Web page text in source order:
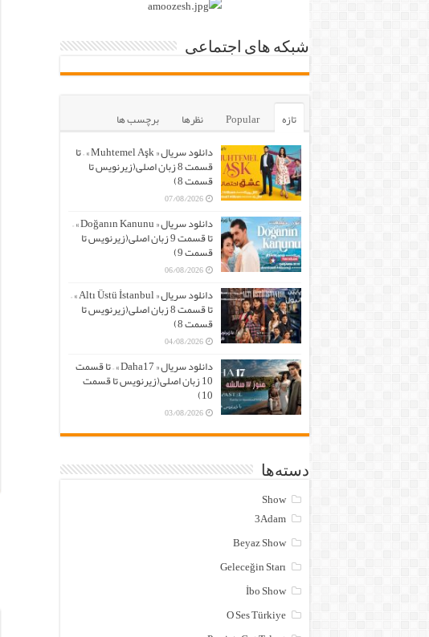
شبکه های اجتماعی
تازه Popular نظرها
برچسب ها
دانلود سریال « Muhtemel Aşk » – تا
قسمت 8 زبان اصلی(زیرنویس تا
قسمت 8)
07/08/2026
دانلود سریال « Doğanın Kanunu » –
تا قسمت 9 زبان اصلی(زیرنویس تا
قسمت 9)
06/08/2026
دانلود سریال « Altı Üstü İstanbul » –
تا قسمت 8 زبان اصلی(زیرنویس تا
قسمت 8)
04/08/2026
دانلود سریال « Daha17 » – تا قسمت
10 زبان اصلی(زیرنویس تا قسمت
10)
03/08/2026
دسته‌ها
Show
3Adam
Beyaz Show
Geleceğin Starı
İbo Show
O Ses Türkiye